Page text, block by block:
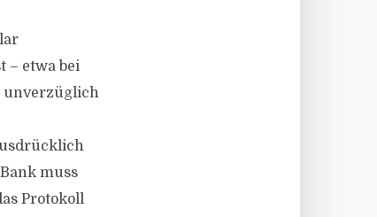
– etwa bei
unverzüglich
muss
Protokoll